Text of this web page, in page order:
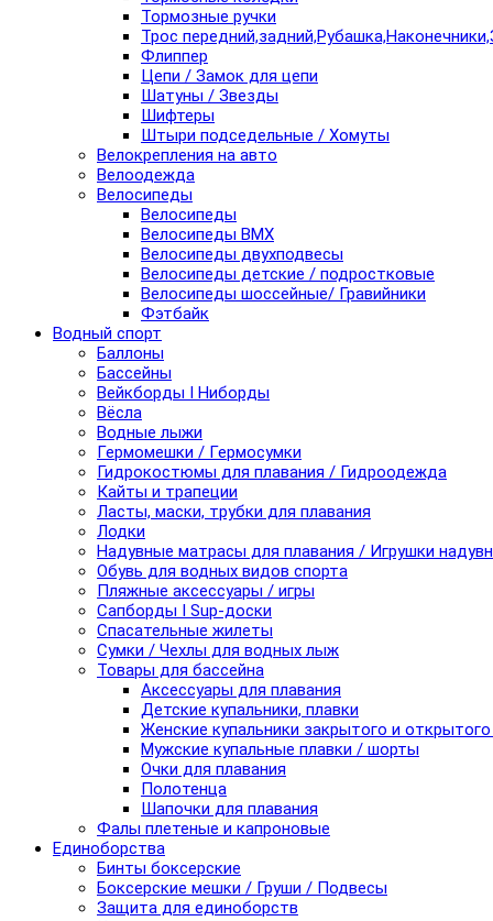
Тормозные ручки
Трос
Флиппер
Цепи / Замок для цепи
Шатуны / Звезды
Шифтеры
Штыри подседельные / Хомуты
Велокрепления на авто
Велоодежда
Велосипеды
Велосипеды
Велосипеды BMX
Велосипеды двухподвесы
Велосипеды детские / подростковые
Велосипеды шоссейные/ Гравийники
Фэтбайк
Водный спорт
Баллоны
Бассейны
Вейкборды I Ниборды
Вёсла
Водные лыжи
Гермомешки / Гермосумки
Гидрокостюмы для плавания / Гидроодежда
Кайты и трапеции
Ласты, маски, трубки для плавания
Лодки
Надувные матрасы для плавания / Игрушки
Обувь для водных видов спорта
Пляжные аксессуары / игры
Сапборды I Sup-доски
Спасательные жилеты
Сумки / Чехлы для водных лыж
Товары для бассейна
Аксессуары для плавания
Детские купальники, плавки
Женские купальники закрытого и
Мужские купальные плавки / шорты
Очки для плавания
Полотенца
Шапочки для плавания
Фалы плетеные и капроновые
Единоборства
Бинты боксерские
Боксерские мешки / Груши / Подвесы
Защита для единоборств